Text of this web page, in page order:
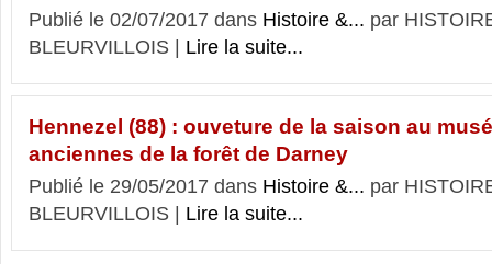
Publié le 02/07/2017 dans Histoire &... par
BLEURVILLOIS | Lire la suite...
Hennezel (88) : ouveture de la saison au
anciennes de la forêt de Darney
Publié le 29/05/2017 dans Histoire &... par
BLEURVILLOIS | Lire la suite...